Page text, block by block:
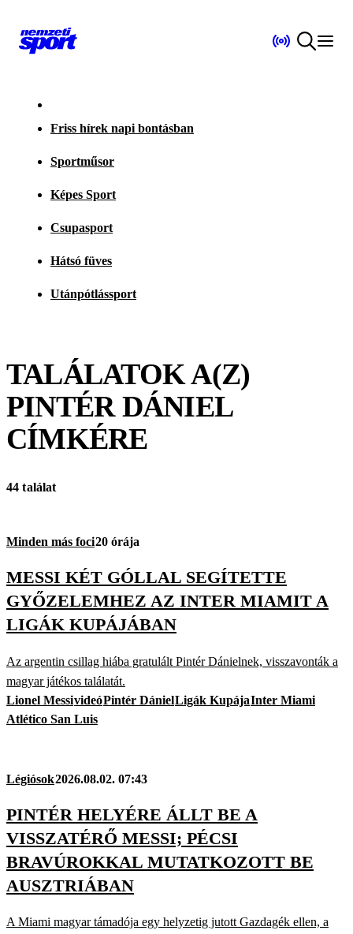
Friss hírek napi bontásban
Sportműsor
Képes Sport
Csupasport
Hátsó füves
Utánpótlássport
TALÁLATOK A(Z)
PINTÉR DÁNIEL
CÍMKÉRE
44 találat
Minden más foci20 órája
MESSI KÉT GÓLLAL SEGÍTETTE
GYŐZELEMHEZ AZ INTER MIAMIT A
LIGÁK KUPÁJÁBAN
Az argentin csillag hiába gratulált Pintér Dánielnek, visszavonták a
magyar játékos találatát.
Lionel MessivideóPintér DánielLigák KupájaInter Miami
Atlético San Luis
Légiósok2026.08.02. 07:43
PINTÉR HELYÉRE ÁLLT BE A
VISSZATÉRŐ MESSI; PÉCSI
BRAVÚROKKAL MUTATKOZOTT BE
AUSZTRIÁBAN
A Miami magyar támadója egy helyzetig jutott Gazdagék ellen, a